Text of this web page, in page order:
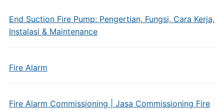
End Suction Fire Pump: Pengertian, Fungsi, Cara Kerja,
Instalasi & Maintenance
Fire Alarm
Fire Alarm Commissioning | Jasa Commissioning Fire